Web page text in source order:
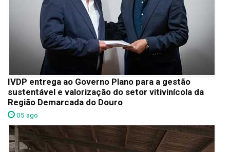
IVDP entrega ao Governo Plano para a gestão
sustentável e valorização do setor vitivinícola da
Região Demarcada do Douro
05 ago